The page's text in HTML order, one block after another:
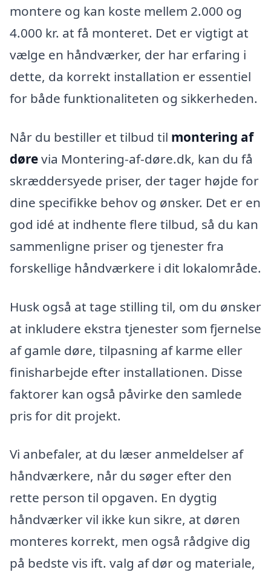
montere og kan koste mellem 2.000 og
4.000 kr. at få monteret. Det er vigtigt at
vælge en håndværker, der har erfaring i
dette, da korrekt installation er essentiel
for både funktionaliteten og sikkerheden.
Når du bestiller et tilbud til montering af
dørevia Montering-af-døre.dk, kan du få
skræddersyede priser, der tager højde for
dine specifikke behov og ønsker. Det er en
god idé at indhente flere tilbud, så du kan
sammenligne priser og tjenester fra
forskellige håndværkere i dit lokalområde.
Husk også at tage stilling til, om du ønsker
at inkludere ekstra tjenester som fjernelse
af gamle døre, tilpasning af karme eller
finisharbejde efter installationen. Disse
faktorer kan også påvirke den samlede
pris for dit projekt.
Vi anbefaler, at du læser anmeldelser af
håndværkere, når du søger efter den
rette person til opgaven. En dygtig
håndværker vil ikke kun sikre, at døren
monteres korrekt, men også rådgive dig
på bedste vis ift. valg af dør og materiale,